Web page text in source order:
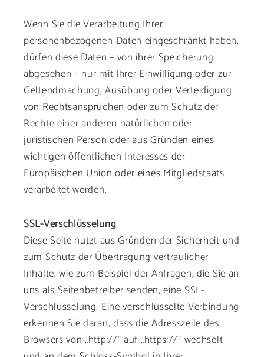
Wenn Sie die Verarbeitung Ihrer
personenbezogenen Daten eingeschränkt haben,
dürfen diese Daten – von ihrer Speicherung
abgesehen – nur mit Ihrer Einwilligung oder zur
Geltendmachung, Ausübung oder Verteidigung
von Rechtsansprüchen oder zum Schutz der
Rechte einer anderen natürlichen oder
juristischen Person oder aus Gründen eines
wichtigen öffentlichen Interesses der
Europäischen Union oder eines Mitgliedstaats
verarbeitet werden.
SSL-Verschlüsselung
Diese Seite nutzt aus Gründen der Sicherheit und
zum Schutz der Übertragung vertraulicher
Inhalte, wie zum Beispiel der Anfragen, die Sie an
uns als Seitenbetreiber senden, eine SSL-
Verschlüsselung. Eine verschlüsselte Verbindung
erkennen Sie daran, dass die Adresszeile des
Browsers von „http://“ auf „https://“ wechselt